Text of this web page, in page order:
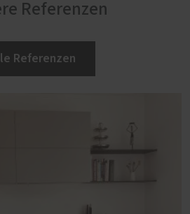
Referenzen
Referenzen